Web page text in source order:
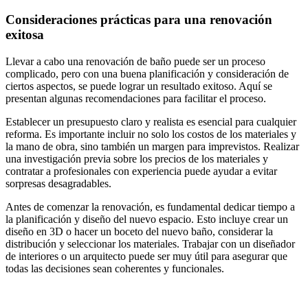
Consideraciones prácticas para una renovación
exitosa
Llevar a cabo una renovación de baño puede ser un proceso
complicado, pero con una buena planificación y consideración de
ciertos aspectos, se puede lograr un resultado exitoso. Aquí se
presentan algunas recomendaciones para facilitar el proceso.
Establecer un presupuesto claro y realista es esencial para cualquier
reforma. Es importante incluir no solo los costos de los materiales y
la mano de obra, sino también un margen para imprevistos. Realizar
una investigación previa sobre los precios de los materiales y
contratar a profesionales con experiencia puede ayudar a evitar
sorpresas desagradables.
Antes de comenzar la renovación, es fundamental dedicar tiempo a
la planificación y diseño del nuevo espacio. Esto incluye crear un
diseño en 3D o hacer un boceto del nuevo baño, considerar la
distribución y seleccionar los materiales. Trabajar con un diseñador
de interiores o un arquitecto puede ser muy útil para asegurar que
todas las decisiones sean coherentes y funcionales.